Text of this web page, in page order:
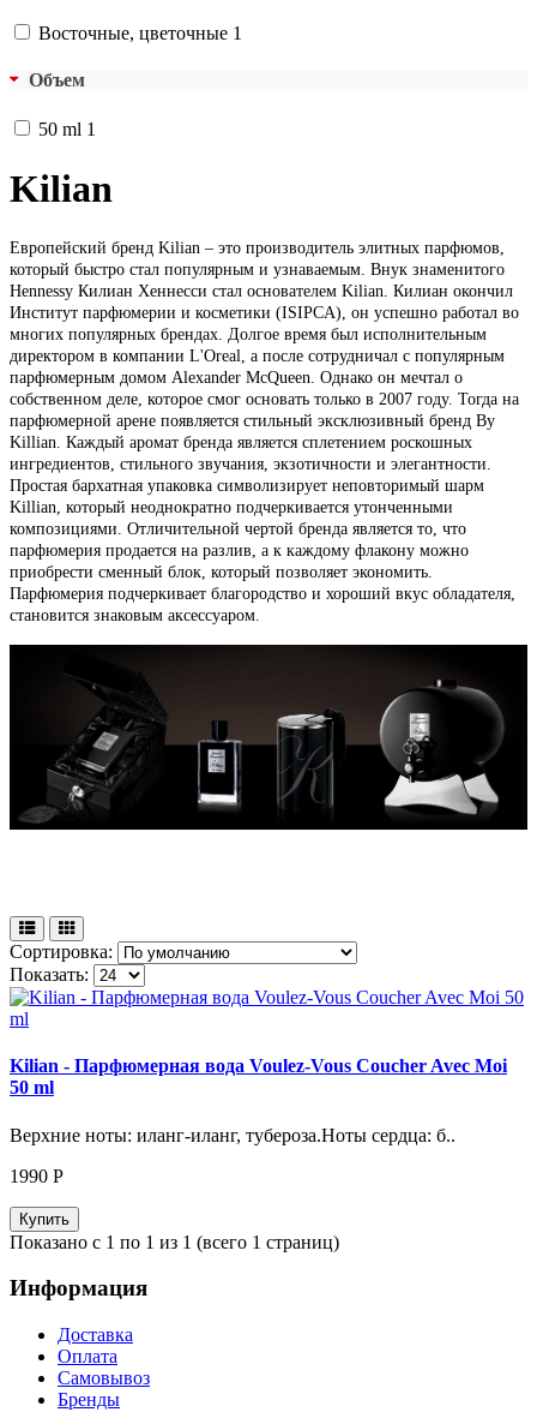
Восточные, цветочные 1
Объем
50 ml 1
Kilian
Европейский бренд Kilian – это производитель элитных парфюмов,
который быстро стал популярным и узнаваемым. Внук знаменитого
Hennessy Килиан Хеннесси стал основателем Kilian. Килиан окончил
Институт парфюмерии и косметики (ISIPCA), он успешно работал во
многих популярных брендах. Долгое время был исполнительным
директором в компании L'Oreal, а после сотрудничал с популярным
парфюмерным домом Alexander McQueen. Однако он мечтал о
собственном деле, которое смог основать только в 2007 году. Тогда на
парфюмерной арене появляется стильный эксклюзивный бренд By
Killian. Каждый аромат бренда является сплетением роскошных
ингредиентов, стильного звучания, экзотичности и элегантности.
Простая бархатная упаковка символизирует неповторимый шарм
Killian, который неоднократно подчеркивается утонченными
композициями. Отличительной чертой бренда является то, что
парфюмерия продается на разлив, а к каждому флакону можно
приобрести сменный блок, который позволяет экономить.
Парфюмерия подчеркивает благородство и хороший вкус обладателя,
становится знаковым аксессуаром.
Сортировка:
Показать:
Kilian - Парфюмерная вода Voulez-Vous Coucher Avec Moi
50 ml
Верхние ноты: иланг-иланг, тубероза.Ноты сердца: б..
1990 Р
Купить
Показано с 1 по 1 из 1 (всего 1 страниц)
Информация
Доставка
Оплата
Самовывоз
Бренды